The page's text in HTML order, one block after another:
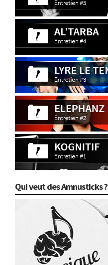
Qui veut des Amnusticks ?